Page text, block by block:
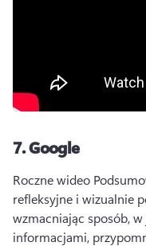
7.Google
Roczne wideo
refleksyjne i wizualnie
wzmacniając sposób,
informacjami,